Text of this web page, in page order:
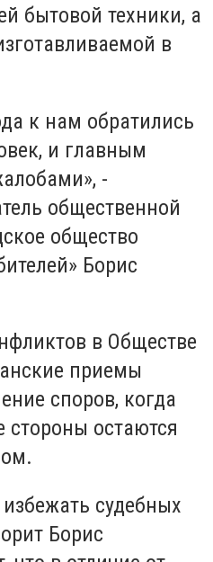
бытовой техники, а
в
к нам обратились
и главным
-
общественной
общество
Борис
в Обществе
приемы
споров, когда
остаются
судебных
Борис